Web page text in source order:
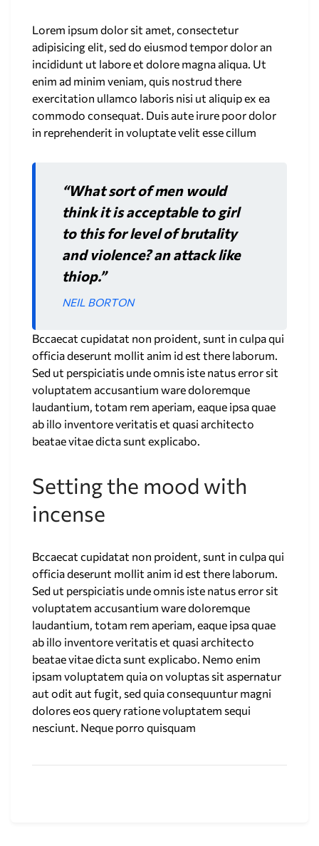
Lorem ipsum dolor sit amet, consectetur
adipisicing elit, sed do eiusmod tempor dolor an
incididunt ut labore et dolore magna aliqua. Ut
enim ad minim veniam, quis nostrud there
exercitation ullamco laboris nisi ut aliquip ex ea
commodo consequat. Duis aute irure poor dolor
in reprehenderit in voluptate velit esse cillum
“What sort of men would
think it is acceptable to girl
to this for level of brutality
and violence? an attack like
thiop.”
NEIL BORTON
Bccaecat cupidatat non proident, sunt in culpa qui
officia deserunt mollit anim id est there laborum.
Sed ut perspiciatis unde omnis iste natus error sit
voluptatem accusantium ware doloremque
laudantium, totam rem aperiam, eaque ipsa quae
ab illo inventore veritatis et quasi architecto
beatae vitae dicta sunt explicabo.
Setting the mood with
incense
Bccaecat cupidatat non proident, sunt in culpa qui
officia deserunt mollit anim id est there laborum.
Sed ut perspiciatis unde omnis iste natus error sit
voluptatem accusantium ware doloremque
laudantium, totam rem aperiam, eaque ipsa quae
ab illo inventore veritatis et quasi architecto
beatae vitae dicta sunt explicabo. Nemo enim
ipsam voluptatem quia on voluptas sit aspernatur
aut odit aut fugit, sed quia consequuntur magni
dolores eos query ratione voluptatem sequi
nesciunt. Neque porro quisquam